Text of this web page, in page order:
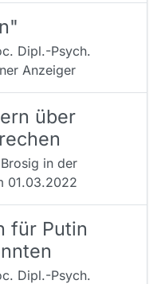
Dipl.-Psych.
Anzeiger
über
in der
01.03.2022
für Putin
Dipl.-Psych.